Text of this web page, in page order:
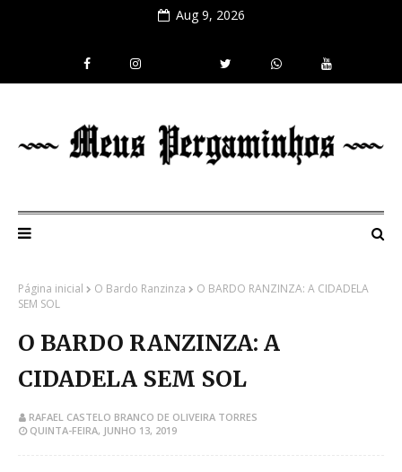
Aug 9, 2026
Página inicial O Bardo Ranzinza
O BARDO RANZINZA: A CIDADELA
SEM SOL
O BARDO RANZINZA: A
CIDADELA SEM SOL
RAFAEL CASTELO BRANCO DE OLIVEIRA TORRES
QUINTA-FEIRA, JUNHO 13, 2019